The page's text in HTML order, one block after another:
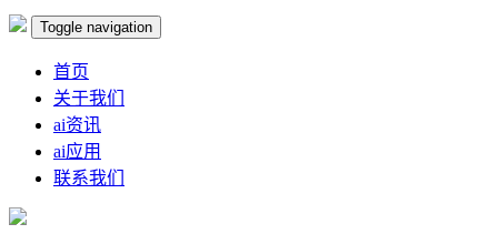
Toggle navigation
首页
关于我们
ai资讯
ai应用
联系我们